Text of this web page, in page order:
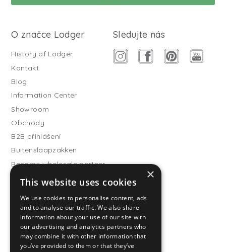
O značce Lodger
History of Lodger
Kontakt
Blog
Information Center
Showroom
Obchody
B2B přihlášení
Buitenslaapzakken
Become wholesale partner
Customer service
FAQ
Shipping
Vrácení
Způsoby platby
Sledujte nás
×
This website uses cookies
We use cookies to personalise content, ads
and to analyse our traffic. We also share
information about your use of our site with
our advertising and analytics partners who
may combine it with other information that
you’ve provided to them or that they’ve